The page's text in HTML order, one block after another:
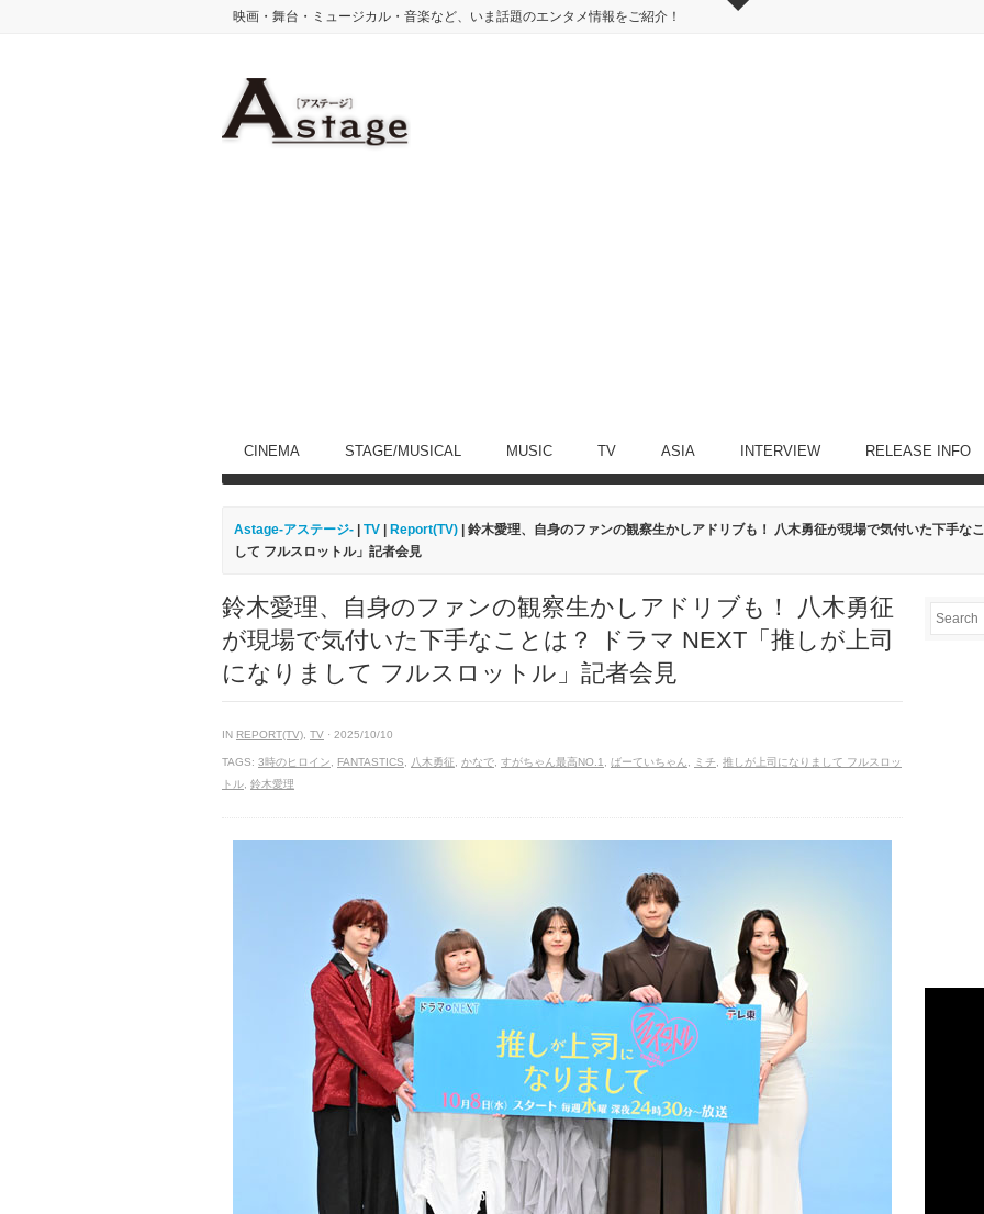
映画・舞台・ミュージカル・音楽など、いま話題のエンタメ情報をご紹介！
CINEMA STAGE/MUSICAL MUSIC TV ASIA INTERVIEW RELEASE INFO
Astage-アステージ- TV Report(TV) | 鈴木愛理、自身のファンの観察生かしアドリブも！ 八木勇征が現場で気付いた下手な
して フルスロットル」記者会見
鈴木愛理、自身のファンの観察生かしアドリブも！ 八木勇征
が現場で気付いた下手なことは？ ドラマ NEXT「推しが上司
になりまして フルスロットル」記者会見
IN REPORT(TV) TV · 2025/10/10
TAGS: 3時のヒロイン FANTASTICS ⼋⽊勇征 かなで すがちゃん最高NO.1 ばーていちゃん ミチ
推しが上司になりまして フルスロッ
トル 鈴⽊愛理